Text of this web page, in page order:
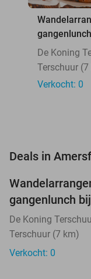
De Koning
Terschuur
Verkocht: 0
Deals in
TODAY
gangenlunch
De Koning
Terschuur (7 km)
Verkocht: 0